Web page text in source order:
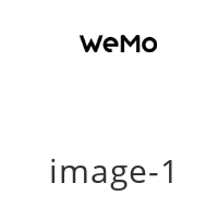
image-1